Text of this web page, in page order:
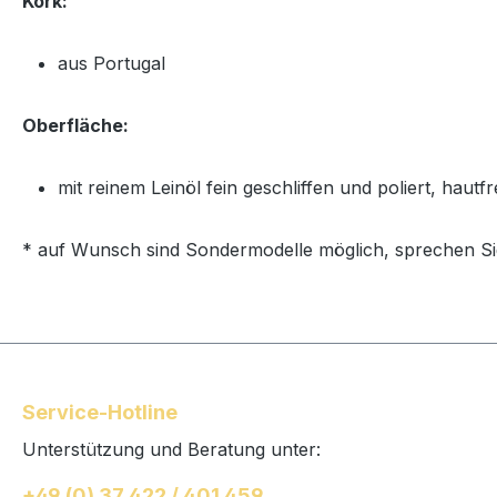
aus Portugal
Oberfläche:
mit reinem Leinöl fein geschliffen und poliert,
* auf Wunsch sind Sondermodelle möglich, sprechen
Service-Hotline
Unterstützung und Beratung unter: